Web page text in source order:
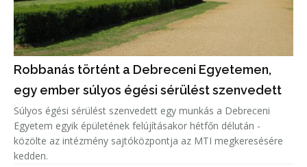
Robbanás történt a Debreceni Egyetemen,
egy ember súlyos égési sérülést szenvedett
Súlyos égési sérülést szenvedett egy munkás a Debreceni
Egyetem egyik épületének felújításakor hétfőn délután -
közölte az intézmény sajtóközpontja az MTI megkeresésére
kedden.